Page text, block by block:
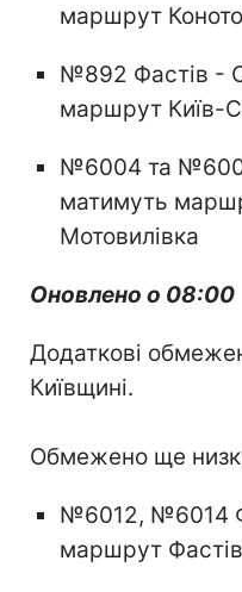
маршрут
№892 Фастів -
маршрут Київ-
№6004 та
матимуть
Мотовилівка
Оновлено о 08:00
Додаткові
Київщині.
Обмежено ще
№6012, №6014
маршрут